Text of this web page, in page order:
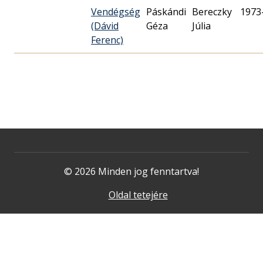
Vendégség
(Dávid
Ferenc)
Páskándi
Géza
Bereczky
Júlia
© 2026 Minden jog fenntartva!
Oldal tetejére